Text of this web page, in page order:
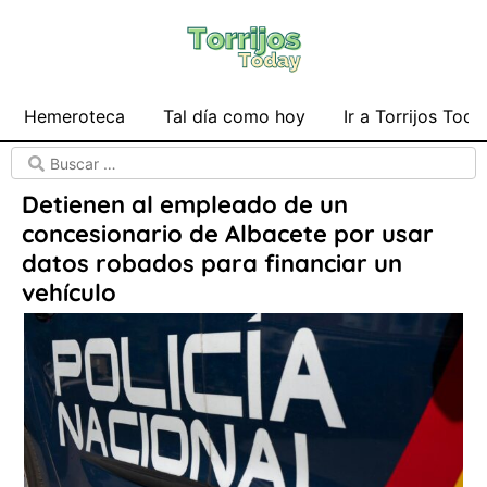
Hemeroteca Tal día como hoy Ir a Torrijos
Detienen al empleado de un
concesionario de Albacete por usar
datos robados para financiar un
vehículo